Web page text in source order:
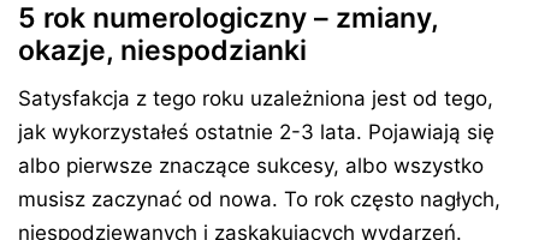
5 rok numerologiczny – zmiany,
okazje, niespodzianki
Satysfakcja z tego roku uzależniona jest od tego,
jak wykorzystałeś ostatnie 2-3 lata. Pojawiają się
albo pierwsze znaczące sukcesy, albo wszystko
musisz zaczynać od nowa. To rok często nagłych,
niespodziewanych i zaskakujących wydarzeń.